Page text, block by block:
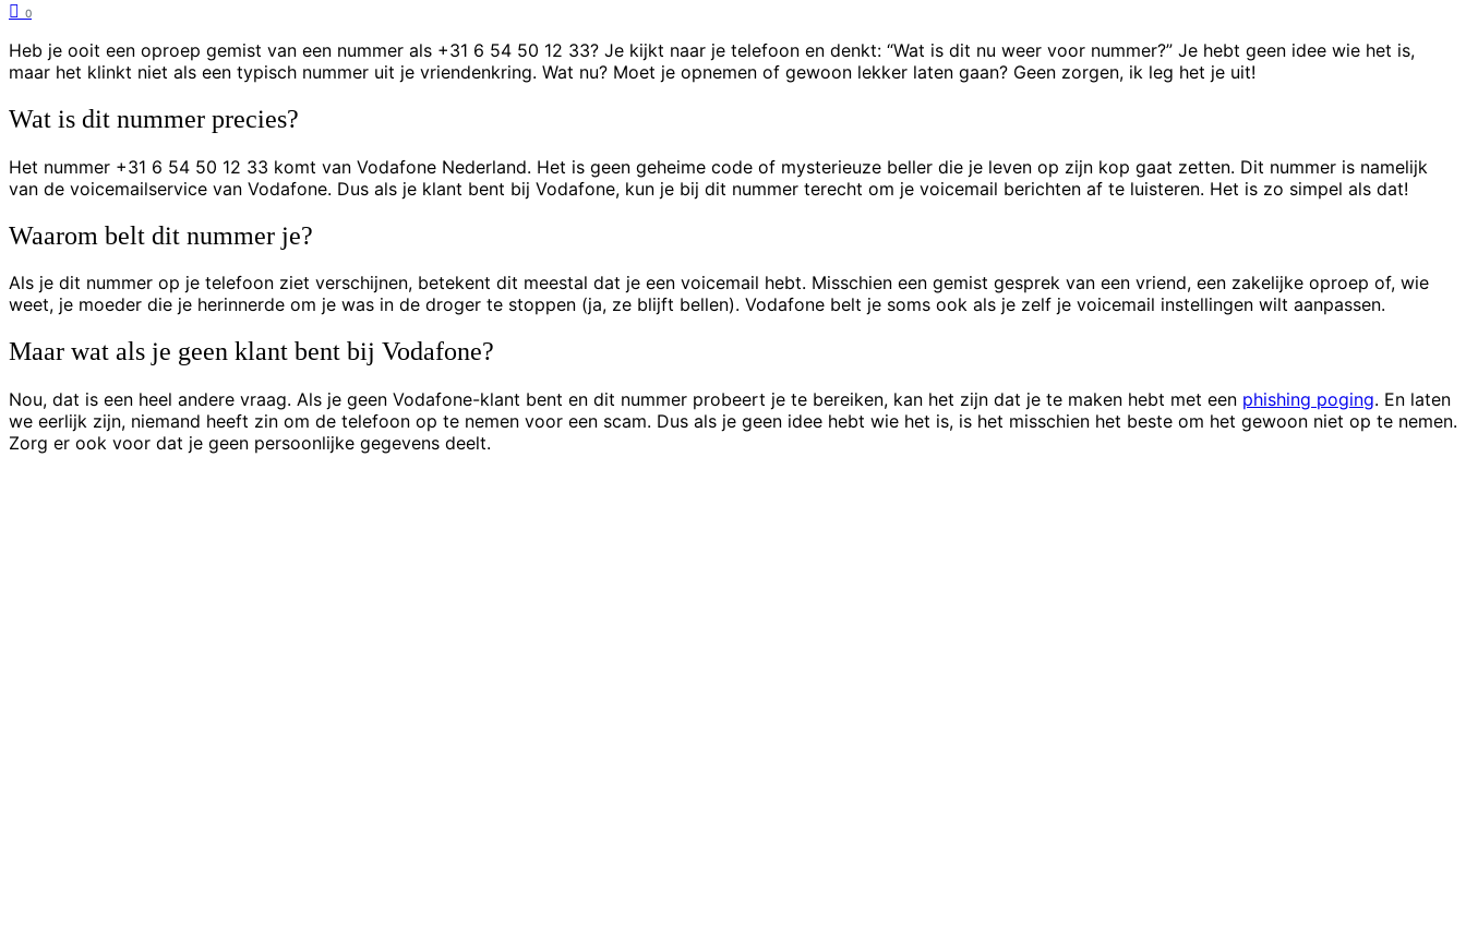
0
Heb je ooit een oproep gemist van een nummer als +31 6 54 50 12 33? Je kijkt naar je telefoon en denkt: “Wat is dit nu weer voor nummer?” Je hebt geen idee wie het is,
maar het klinkt niet als een typisch nummer uit je vriendenkring. Wat nu? Moet je opnemen of gewoon lekker laten gaan? Geen zorgen, ik leg het je uit!
Wat is dit nummer precies?
Het nummer +31 6 54 50 12 33 komt van Vodafone Nederland. Het is geen geheime code of mysterieuze beller die je leven op zijn kop gaat zetten. Dit nummer is namelijk
van de voicemailservice van Vodafone. Dus als je klant bent bij Vodafone, kun je bij dit nummer terecht om je voicemail berichten af te luisteren. Het is zo simpel als dat!
Waarom belt dit nummer je?
Als je dit nummer op je telefoon ziet verschijnen, betekent dit meestal dat je een voicemail hebt. Misschien een gemist gesprek van een vriend, een zakelijke oproep of, wie
weet, je moeder die je herinnerde om je was in de droger te stoppen (ja, ze blijft bellen). Vodafone belt je soms ook als je zelf je voicemail instellingen wilt aanpassen.
Maar wat als je geen klant bent bij Vodafone?
Nou, dat is een heel andere vraag. Als je geen Vodafone-klant bent en dit nummer probeert je te bereiken, kan het zijn dat je te maken hebt met een phishing poging. En laten
we eerlijk zijn, niemand heeft zin om de telefoon op te nemen voor een scam. Dus als je geen idee hebt wie het is, is het misschien het beste om het gewoon niet op te nemen.
Zorg er ook voor dat je geen persoonlijke gegevens deelt.